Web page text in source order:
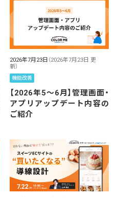
2026年7月23日 （2026年7月23日 更
新）
機能改善
【2026年5～6月】管理画面・
アプリアップデート内容の
ご紹介